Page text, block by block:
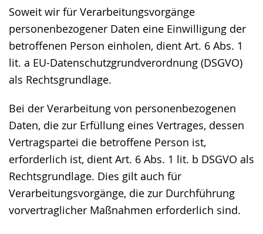
Soweit wir für Verarbeitungsvorgänge
personenbezogener Daten eine Einwilligung der
betroffenen Person einholen, dient Art. 6 Abs. 1
lit. a EU-Datenschutzgrundverordnung (DSGVO)
als Rechtsgrundlage.
Bei der Verarbeitung von personenbezogenen
Daten, die zur Erfüllung eines Vertrages, dessen
Vertragspartei die betroffene Person ist,
erforderlich ist, dient Art. 6 Abs. 1 lit. b DSGVO als
Rechtsgrundlage. Dies gilt auch für
Verarbeitungsvorgänge, die zur Durchführung
vorvertraglicher Maßnahmen erforderlich sind.